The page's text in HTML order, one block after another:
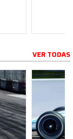
VER TODAS